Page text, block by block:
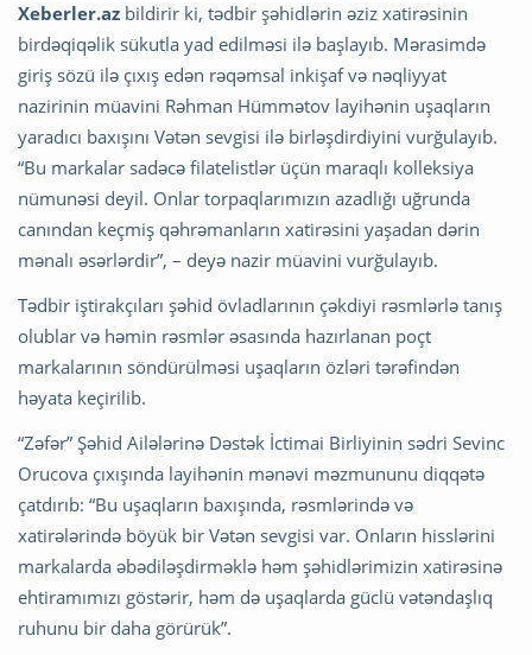
Xeberler.az bildirir ki, tədbir şəhidlərin əziz xatirəsinin
birdəqiqəlik sükutla yad edilməsi ilə başlayıb. Mərasimdə
giriş sözü ilə çıxış edən rəqəmsal inkişaf və nəqliyyat
nazirinin müavini Rəhman Hümmətov layihənin uşaqların
yaradıcı baxışını Vətən sevgisi ilə birləşdirdiyini vurğulayıb.
“Bu markalar sadəcə filatelistlər üçün maraqlı kolleksiya
nümunəsi deyil. Onlar torpaqlarımızın azadlığı uğrunda
canından keçmiş qəhrəmanların xatirəsini yaşadan dərin
mənalı əsərlərdir”, – deyə nazir müavini vurğulayıb.
Tədbir iştirakçıları şəhid övladlarının çəkdiyi rəsmlərlə tanış
olublar və həmin rəsmlər əsasında hazırlanan poçt
markalarının söndürülməsi uşaqların özləri tərəfindən
həyata keçirilib.
“Zəfər” Şəhid Ailələrinə Dəstək İctimai Birliyinin sədri Sevinc
Orucova çıxışında layihənin mənəvi məzmununu diqqətə
çatdırıb: “Bu uşaqların baxışında, rəsmlərində və
xatirələrində böyük bir Vətən sevgisi var. Onların hisslərini
markalarda əbədiləşdirməklə həm şəhidlərimizin xatirəsinə
ehtiramımızı göstərir, həm də uşaqlarda güclü vətəndaşlıq
ruhunu bir daha görürük”.